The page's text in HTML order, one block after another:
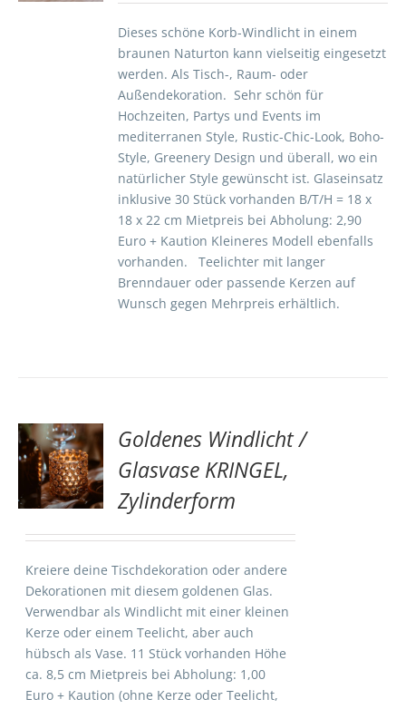
Dieses schöne Korb-Windlicht in einem
braunen Naturton kann vielseitig eingesetzt
werden. Als Tisch-, Raum- oder
Außendekoration. Sehr schön für
Hochzeiten, Partys und Events im
mediterranen Style, Rustic-Chic-Look, Boho-
Style, Greenery Design und überall, wo ein
natürlicher Style gewünscht ist. Glaseinsatz
inklusive 30 Stück vorhanden B/T/H = 18 x
18 x 22 cm Mietpreis bei Abholung: 2,90
Euro + Kaution Kleineres Modell ebenfalls
vorhanden. Teelichter mit langer
Brenndauer oder passende Kerzen auf
Wunsch gegen Mehrpreis erhältlich.
Goldenes Windlicht /
Glasvase KRINGEL,
Zylinderform
Kreiere deine Tischdekoration oder andere
Dekorationen mit diesem goldenen Glas.
Verwendbar als Windlicht mit einer kleinen
Kerze oder einem Teelicht, aber auch
hübsch als Vase. 11 Stück vorhanden Höhe
ca. 8,5 cm Mietpreis bei Abholung: 1,00
Euro + Kaution (ohne Kerze oder Teelicht,